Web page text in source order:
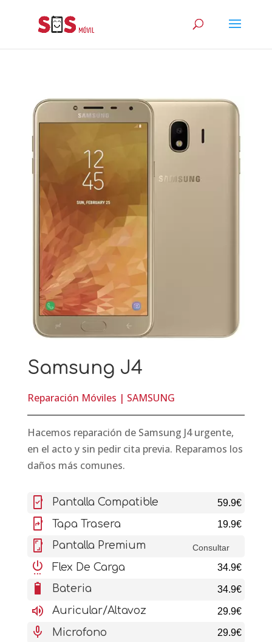
Samsung J4
Reparación Móviles | SAMSUNG
Hacemos reparación de Samsung J4 urgente,
en el acto y sin pedir cita previa. Reparamos los
daños más comunes.
mobile_friendly Pantalla Compatible 59.9€
mobile_screen_share Tapa Trasera 19.9€
screenshot Pantalla Premium Consultar
settings_power Flex De Carga 34.9€
battery_6_bar Bateria 34.9€
volume_up Auricular/Altavoz 29.9€
mic Microfono 29.9€